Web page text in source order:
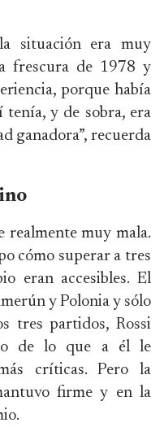
situación era muy
frescura de 1978 y
porque había
tenía, y de sobra, era
ganadora”, recuerda
realmente muy mala.
cómo superar a tres
eran accesibles. El
y Polonia y sólo
tres partidos, Rossi
de lo que a él le
críticas. Pero la
firme y en la